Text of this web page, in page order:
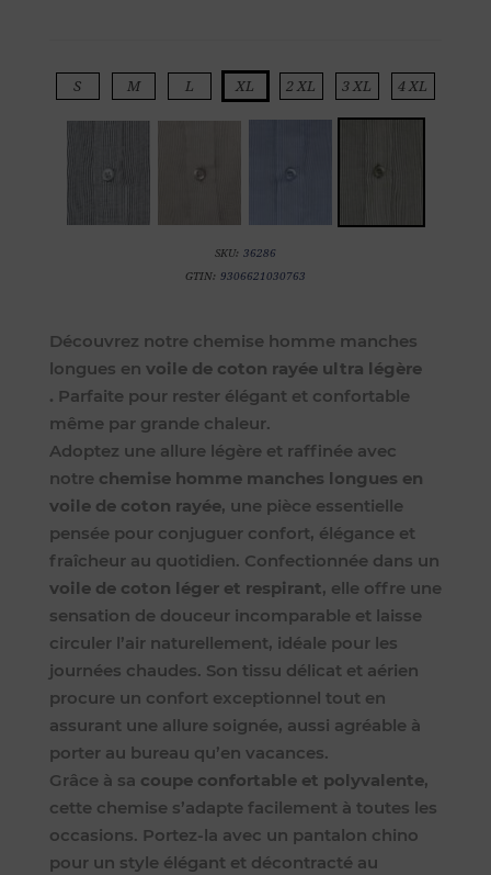
S M L XL 2 XL 3 XL 4 XL
SKU: 36286
GTIN: 9306621030763
Découvrez notre chemise homme manches
longues en voile de coton rayée ultra légère
. Parfaite pour rester élégant et confortable
même par grande chaleur.
Adoptez une allure légère et raffinée avec
notre chemise homme manches longues en
voile de coton rayée, une pièce essentielle
pensée pour conjuguer confort, élégance et
fraîcheur au quotidien. Confectionnée dans un
voile de coton léger et respirant, elle offre une
sensation de douceur incomparable et laisse
circuler l’air naturellement, idéale pour les
journées chaudes. Son tissu délicat et aérien
procure un confort exceptionnel tout en
assurant une allure soignée, aussi agréable à
porter au bureau qu’en vacances.
Grâce à sa coupe confortable et polyvalente,
cette chemise s’adapte facilement à toutes les
occasions. Portez-la avec un pantalon chino
pour un style élégant et décontracté au